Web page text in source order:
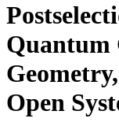
Quantum
Open